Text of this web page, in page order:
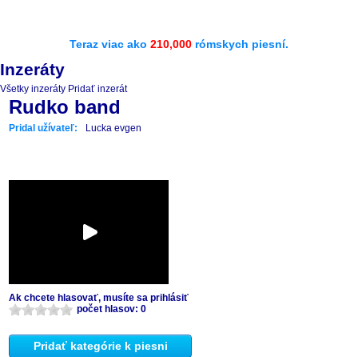
Teraz viac ako 210,000 rómskych piesní.
Inzeráty
Všetky inzeráty Pridať inzerát
Rudko band
Pridal užívateľ: Lucka evgen
Ak chcete hlasovať, musíte sa prihlásiť
počet hlasov: 0
Pridať kategórie k piesni